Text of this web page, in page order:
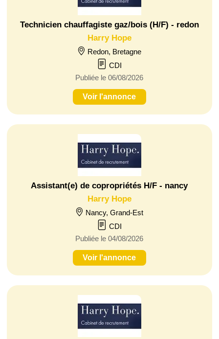
Technicien chauffagiste gaz/bois (H/F) - redon
Harry Hope
Redon, Bretagne
CDI
Publiée le 06/08/2026
Voir l'annonce
Assistant(e) de copropriétés H/F - nancy
Harry Hope
Nancy, Grand-Est
CDI
Publiée le 04/08/2026
Voir l'annonce